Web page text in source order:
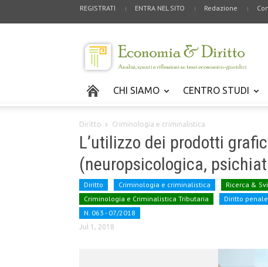
REGISTRATI ENTRA NEL SITO Redazione
CHI SIAMO CENTRO STUDI
Diritto Criminologia e criminalistica
L’utilizzo dei prodotti
(neuropsicologica,
Diritto Criminologia e criminalistica
Ricerca &
Criminologia e Criminalistica Tributaria
Diritto penale
N. 063 - 07/2018
Jul 1, 2018